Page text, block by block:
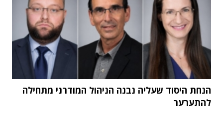
הנחת היסוד שעליה נבנה הניהול המודרני מתחילה
להתערער